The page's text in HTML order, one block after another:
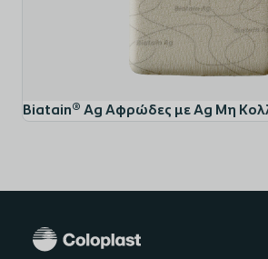
Απαλή και στέρεη εφαρμογή
εφαρμογή, συγκρατεί το επίθεμα
στο έλκος και στο σώμα, ακόμη και
πίεσης.
Biatain® Ag Αφρώδες με Ag Μη